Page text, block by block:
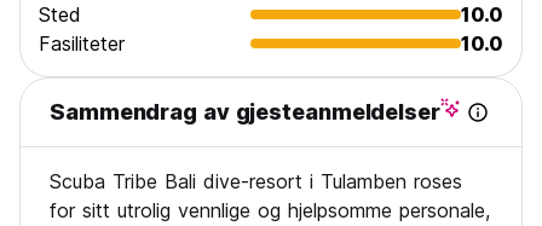
Sted
10.0
Fasiliteter
10.0
Sammendrag av gjesteanmeldelser
Scuba Tribe Bali dive-resort i Tulamben roses
for sitt utrolig vennlige og hjelpsomme personale,